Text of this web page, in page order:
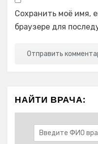
Сохранить моё имя,
браузере для
НАЙТИ ВРАЧА: